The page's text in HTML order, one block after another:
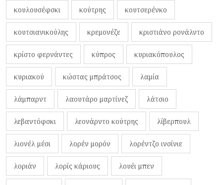
κουλουσέφσκι κούτρης κουτσερένκο
κουτσιανικούλης κρεμονέζε κριστιάνο ρονάλντο
κρίστο φερνάντες κύπρος κυριακόπουλος
κυριακού κώστας μπράτσος λαμία
λάμπαρντ λαουτάρο μαρτίνεζ λάτσιο
λεβαντόφσκι λεονάρντο κούτρης λίβερπουλ
λιονέλ μέσι λορέν μορόν λορέντζο ινσίνιε
λοριάν λορίς κάριους λουέι μπεν